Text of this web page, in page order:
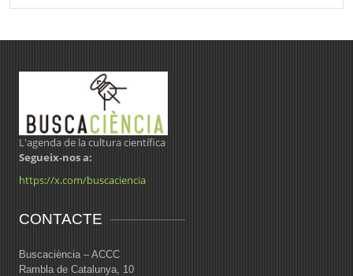
L'agenda de la cultura científica
Segueix-nos a:
https://x.com/buscaciencia
CONTACTE
Buscaciència – ACCC
Rambla de Catalunya, 10